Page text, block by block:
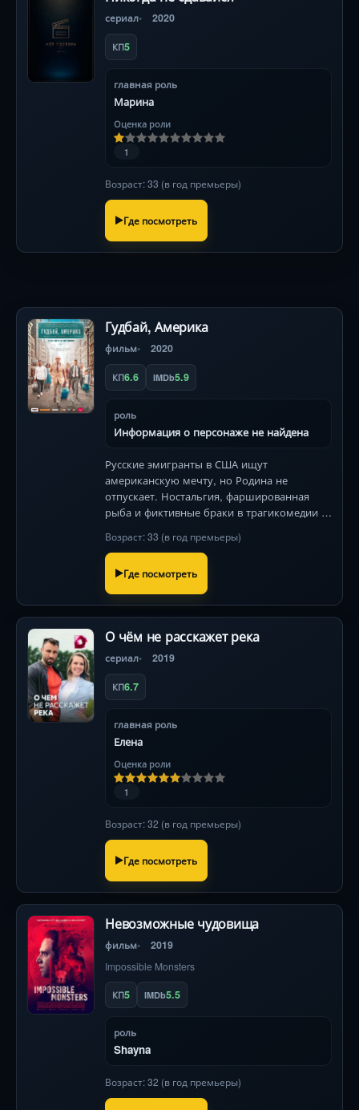
сериал 2020
КП5
главная роль
Марина
Оценка роли
1
Возраст: 33 (в год премьеры)
Где посмотреть
Гудбай, Америка
фильм 2020
КП6.6 IMDb5.9
роль
Информация о персонаже не найдена
Русские эмигранты в США ищут
американскую мечту, но Родина не
отпускает. Ностальгия, фаршированная
рыба и фиктивные браки в трагикомедии о
Возраст: 33 (в год премьеры)
Где посмотреть
О чём не расскажет река
сериал 2019
КП6.7
главная роль
Елена
Оценка роли
1
Возраст: 32 (в год премьеры)
Где посмотреть
Невозможные чудовища
фильм 2019
Impossible Monsters
КП5 IMDb5.5
роль
Shayna
Возраст: 32 (в год премьеры)